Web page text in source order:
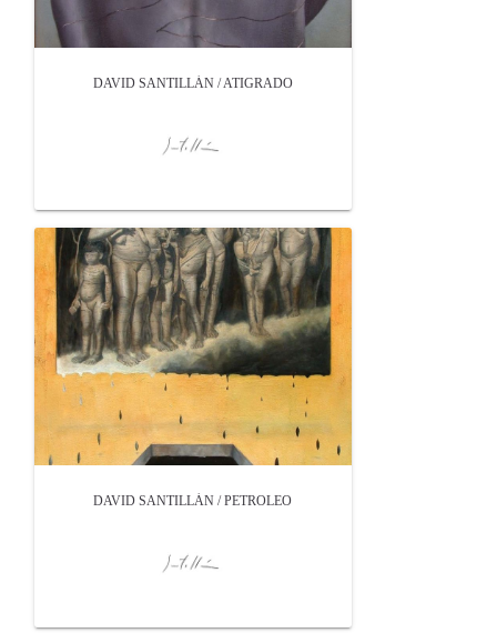
DAVID SANTILLÁN / ATIGRADO
DAVID SANTILLÁN / PETROLEO